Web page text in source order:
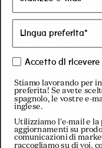
C
o
u
n
EUR € |
© 2026
Fragrances.
Accetto di ricevere
Stiamo lavorando per
preferita! Se avete
spagnolo, le vostre e-
inglese.
Utilizziamo l'e-mail e
aggiornamenti su
comunicazioni di
raccogliamo su di voi,